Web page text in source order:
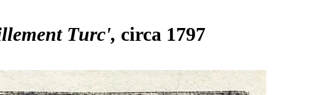
Turc' circa 1797